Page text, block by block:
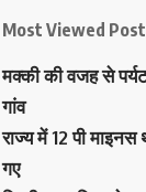
Most Viewed
मक्‍की की वजह से
गांव
राज्य में 12 पी माइनस
गए